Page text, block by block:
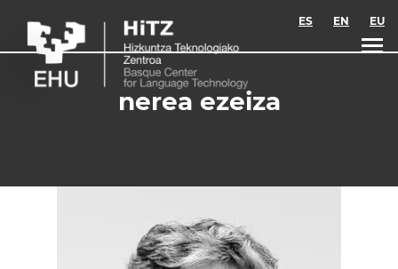
ES EN EU
nerea ezeiza